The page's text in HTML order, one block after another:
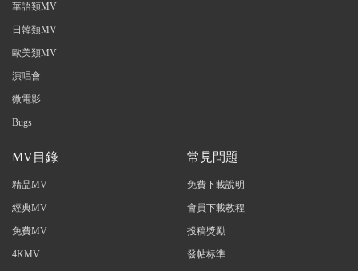
華語類MV
日韓類MV
歐美類MV
演唱會
微電影
Bugs
MV目錄
精品MV
經典MV
免費MV
4KMV
常見問題
免費下載說明
會員下載教程
投稿獎勵
發帖标準